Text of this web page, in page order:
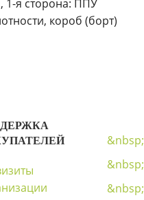
1-я сторона: ППУ
короб (борт)
&nbsp;
&nbsp;
&nbsp;